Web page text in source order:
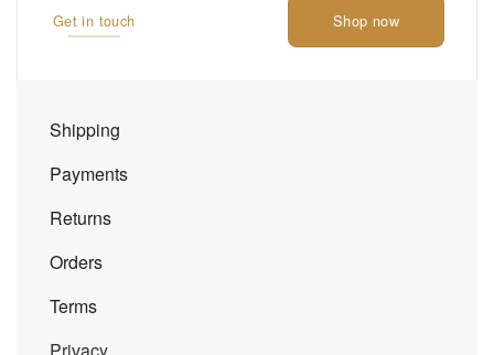
Shipping
Payments
Returns
Orders
Terms
Privacy
Get in touch Shop now